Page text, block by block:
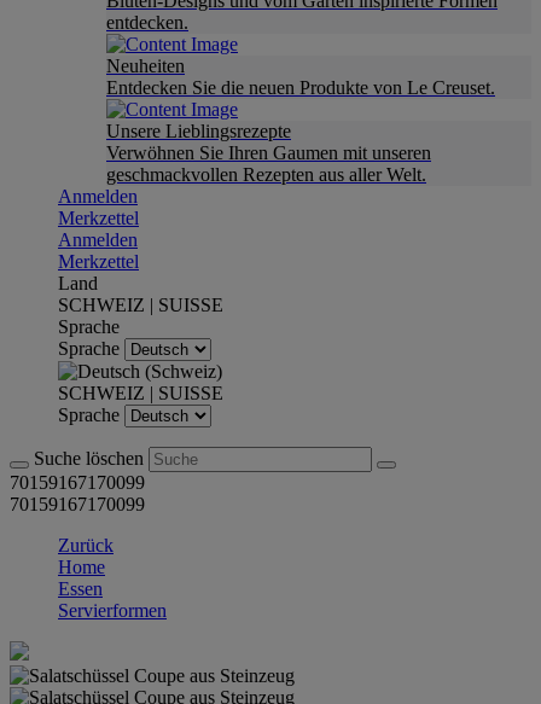
entdecken.
Neuheiten
Entdecken Sie die neuen Produkte von Le Creuset.
Unsere Lieblingsrezepte
Verwöhnen Sie Ihren Gaumen mit unseren
geschmackvollen Rezepten aus aller Welt.
Anmelden
Merkzettel
Anmelden
Merkzettel
Land
SCHWEIZ | SUISSE
Sprache
Sprache
SCHWEIZ | SUISSE
Sprache
Suche löschen
70159167170099
70159167170099
Zurück
Home
Essen
Servierformen